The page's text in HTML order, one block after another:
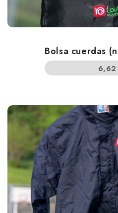
Bolsa cuerdas
6,62